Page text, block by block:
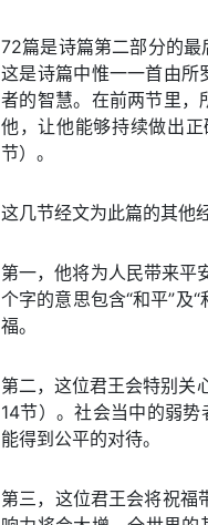
72篇是诗篇第二部分的最
这是诗篇中惟一一首由所
者的智慧。在前两节里，
他，让他能够持续做出
节）。
这几节经文为此篇的其他
第一，他将为人民带来平
个字的意思包含“和平”及
福。
第二，这位君王会特别关
14节）。社会当中的弱
能得到公平的对待。
第三，这位君王会将祝福